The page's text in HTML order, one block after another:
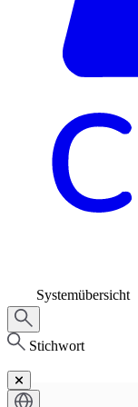
Systemübersicht
Stichwort